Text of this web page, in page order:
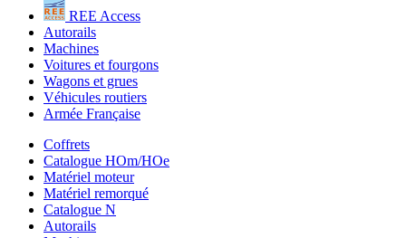
REE Access
Autorails
Machines
Voitures et fourgons
Wagons et grues
Véhicules routiers
Armée Française
Coffrets
Catalogue HOm/HOe
Matériel moteur
Matériel remorqué
Catalogue N
Autorails